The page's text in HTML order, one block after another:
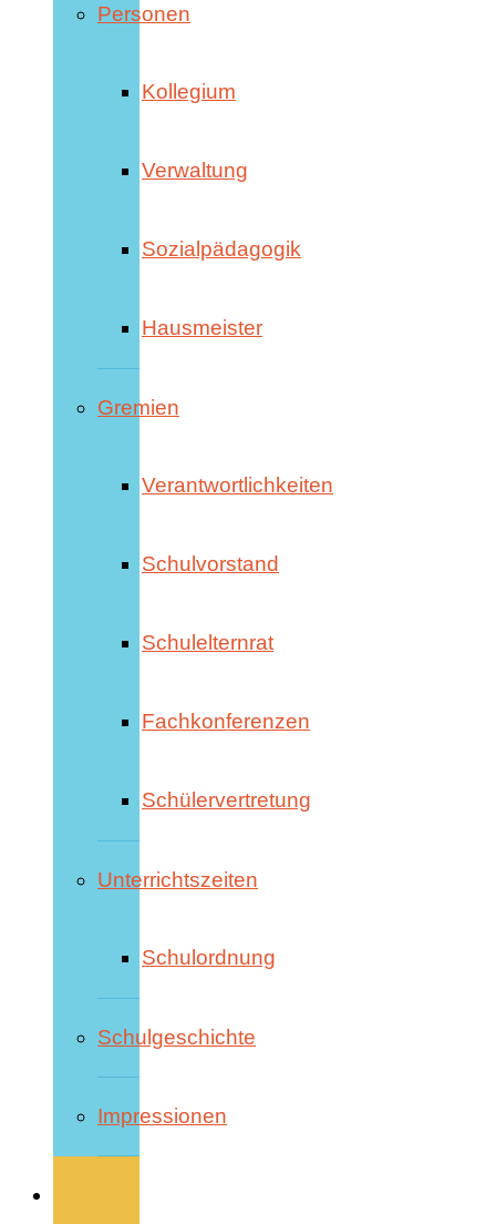
Personen
Kollegium
Verwaltung
Sozialpädagogik
Hausmeister
Gremien
Verantwortlichkeiten
Schulvorstand
Schulelternrat
Fachkonferenzen
Schülervertretung
Unterrichtszeiten
Schulordnung
Schulgeschichte
Impressionen